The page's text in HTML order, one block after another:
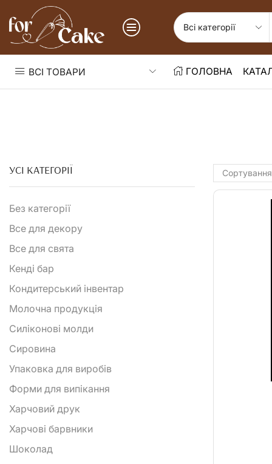
ВСІ ТОВАРИ ГОЛОВНА
УСІ КАТЕГОРІЇ
Без категорії
Все для декору
Все для свята
Кенді бар
Кондитерський інвентар
Молочна продукція
Силіконові молди
Сировина
Упаковка для виробів
Форми для випікання
Харчовий друк
Харчові барвники
Шоколад